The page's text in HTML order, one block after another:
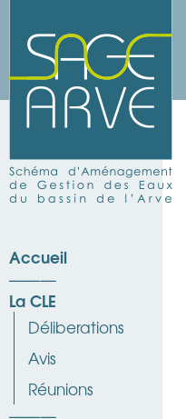
Accueil
La CLE
Déliberations
Avis
Réunions